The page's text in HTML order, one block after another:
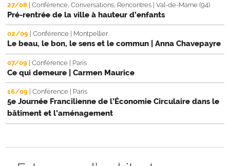
27/08 | Conférence, Conversations, Rencontres | Val-de-Marne (94)
Pré-rentrée de la ville à hauteur d’enfants
02/09 Conférence Montpellier
Le beau, le bon, le sens et le commun | Anna Chavepayre
07/09 | Conférence | Paris
Ce qui demeure | Carmen Maurice
16/09 Conférence Paris
5e Journée Francilienne de l’Économie Circulaire dans le
bâtiment et l’aménagement